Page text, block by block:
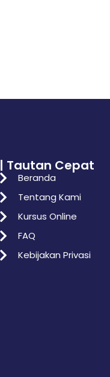
| Tautan Cepat
Beranda
Tentang Kami
Kursus Online
FAQ
Kebijakan Privasi